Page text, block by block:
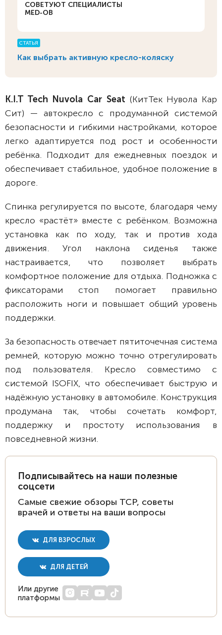
СОВЕТУЮТ СПЕЦИАЛИСТЫ
MED-OB
СТАТЬЯ
Как выбрать активную кресло-коляску
K.I.T Tech Nuvola Car Seat (КитТек Нувола Кар
Сит) — автокресло с продуманной системой
безопасности и гибкими настройками, которое
легко адаптируется под рост и особенности
ребёнка. Подходит для ежедневных поездок и
обеспечивает стабильное, удобное положение в
дороге.
Спинка регулируется по высоте, благодаря чему
кресло «растёт» вместе с ребёнком. Возможна
установка как по ходу, так и против хода
движения. Угол наклона сиденья также
настраивается, что позволяет выбрать
комфортное положение для отдыха. Подножка с
фиксаторами стоп помогает правильно
расположить ноги и повышает общий уровень
поддержки.
За безопасность отвечает пятиточечная система
ремней, которую можно точно отрегулировать
под пользователя. Кресло совместимо с
системой ISOFIX, что обеспечивает быструю и
надёжную установку в автомобиле. Конструкция
продумана так, чтобы сочетать комфорт,
поддержку и простоту использования в
повседневной жизни.
Подписывайтесь на наши полезные
соцсети
Самые свежие обзоры ТСР, советы
врачей и ответы на ваши вопросы
ДЛЯ ВЗРОСЛЫХ
ДЛЯ ДЕТЕЙ
Или другие
платформы